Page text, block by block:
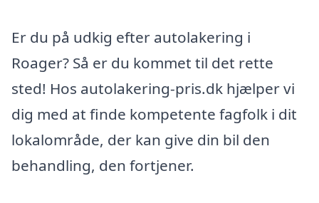
Er du på udkig efter autolakering i
Roager? Så er du kommet til det rette
sted! Hos autolakering-pris.dk hjælper vi
dig med at finde kompetente fagfolk i dit
lokalområde, der kan give din bil den
behandling, den fortjener.